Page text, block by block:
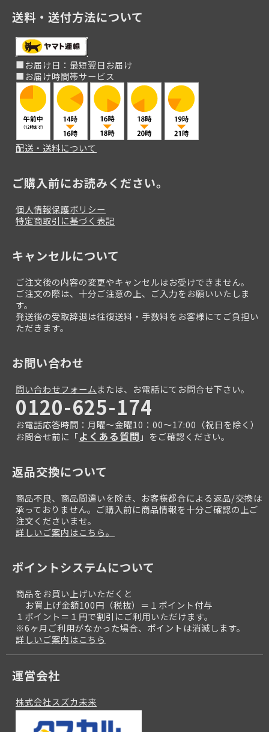
送料・送付方法について
■お届け日：最短翌日お届け
■お届け時間帯サービス
配送・送料について
ご購入前にお読みください。
個人情報保護ポリシー
特定商取引に基づく表記
キャンセルについて
ご注文後の内容の変更やキャンセルはお受けできません。
ご注文の際は、十分ご注意の上、ご入力をお願いいたしま
す。
発送後の受取辞退は往復送料・手数料をお客様にてご負担い
ただきます。
お問い合わせ
問い合わせフォームまたは、お電話にてお問合せ下さい。
0120-625-174
お電話応答時間：月曜～金曜10：00～17:00（祝日を除く）
お問合せ前に「よくある質問 」をご確認ください。
返品交換について
商品不良、商品間違いを除き、お客様都合による返品/交換は
承っておりません。ご購入前に商品情報を十分ご確認の上ご
注文くださいませ。
詳しいご案内はこちら。
ポイントシステムについて
商品をお買い上げいただくと
お買上げ金額100円（税抜）＝１ポイント付与
１ポイント＝１円で割引にご利用いただけます。
※6ヶ月ご利用がなかった場合、ポイントは消滅します。
詳しいご案内はこちら
運営会社
株式会社スズカ未来